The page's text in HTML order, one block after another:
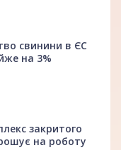
свинини в ЄС
на 3%
закритого
на роботу